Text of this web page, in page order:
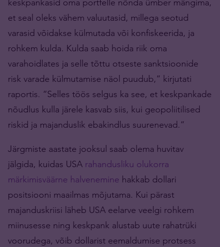
keskpankasid oma portfelle nõnda ümber mängima,
et seal oleks vähem valuutasid, millega seotud
varasid võidakse külmutada või konfiskeerida, ja
rohkem kulda. Kulda saab hoida riik oma
varahoidlates ja selle tõttu otseste sanktsioonide
risk varade külmutamise näol puudub,” kirjutati
raportis. “Selles töös selgus ka see, et keskpankade
nõudlus kulla järele kasvab siis, kui geopoliitilised
riskid ja majanduslik ebakindlus suurenevad.”
Järgmiste aastate jooksul saab olema huvitav
jälgida, kuidas USA rahandusliku olukorra
märkimisväärne halvenemine hakkab dollari
positsiooni maailmas mõjutama. Kui pärast
majanduskriisi läheb USA eelarve veelgi rohkem
miinusesse ning keskpank alustab uute rahatrüki
voorudega, võib dollarist eemaldumise protsess